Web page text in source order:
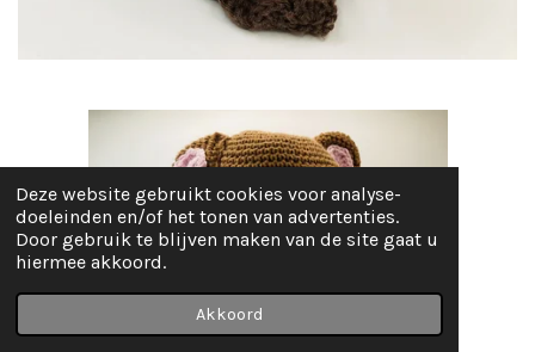
Deze website gebruikt cookies voor analyse-
doeleinden en/of het tonen van advertenties.
Door gebruik te blijven maken van de site gaat u
hiermee akkoord.
Akkoord